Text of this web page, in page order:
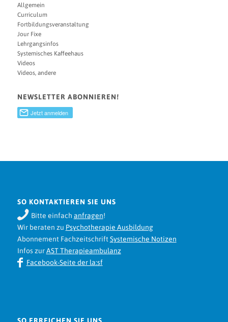
Allgemein
Curriculum
Fortbildungsveranstaltung
Jour Fixe
Lehrgangsinfos
Systemisches Kaffeehaus
Videos
Videos, andere
NEWSLETTER ABONNIEREN!
SO KONTAKTIEREN SIE UNS
Bitte einfach anfragen!
Wir beraten zu Psychotherapie Ausbildung
Abonnement Fachzeitschrift Systemische Notizen
Infos zurAST Therapieambulanz
Facebook-Seite der la:sf